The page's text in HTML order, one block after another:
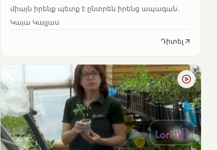
միայն իրենք պետք է ընտրեն իրենց ապագան.
Կայա Կալլաս
Դիտել